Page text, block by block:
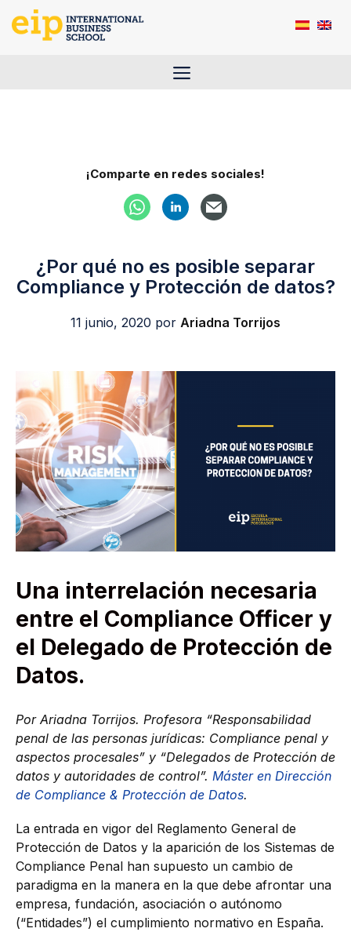
Saltar
Menú
¡Comparte en redes sociales!
¿Por qué no es posible separar
Compliance y Protección de datos?
11 junio, 2020 por Ariadna Torrijos
Una interrelación necesaria
entre el Compliance Officer y
el Delegado de Protección de
Datos.
Por Ariadna Torrijos. Profesora “Responsabilidad
penal de las personas jurídicas: Compliance penal y
aspectos procesales” y “Delegados de Protección de
datos y autoridades de control”. Máster en Dirección
de Compliance & Protección de Datos.
La entrada en vigor del Reglamento General de
Protección de Datos y la aparición de los Sistemas de
Compliance Penal han supuesto un cambio de
paradigma en la manera en la que debe afrontar una
empresa, fundación, asociación o autónomo
(“Entidades”) el cumplimiento normativo en España.